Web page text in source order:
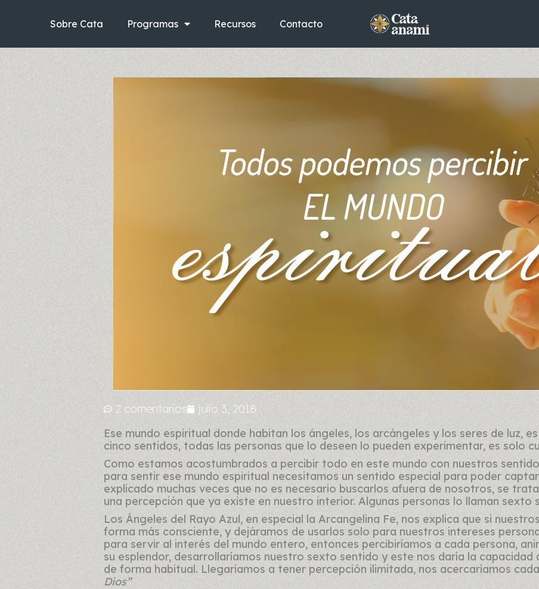
contenidoSobre Cata Programas Recursos Contacto
2 comentarios
julio 3, 2018
Ese mundo espiritual donde habitan los ángeles, los arcángeles y los seres de luz,
cinco sentidos, todas las personas que lo deseen lo pueden experimentar, es solo
Como estamos acostumbrados a percibir todo en este mundo con nuestros
para sentir ese mundo espiritual necesitamos un sentido especial para poder
explicado muchas veces que no es necesario buscarlos afuera de nosotros, se
una percepción que ya existe en nuestro interior. Algunas personas lo llaman sexto
Los Ángeles del Rayo Azul, en especial la Arcangelina Fe, nos explica que si
forma más consciente, y dejáramos de usarlos solo para nuestros intereses
para servir al interés del mundo entero, entonces percibiríamos a cada persona,
su esplendor, desarrollaríamos nuestro sexto sentido y este nos daría la capacidad
de forma habitual. Llegaríamos a tener percepción ilimitada, nos acercaríamos
Dios”